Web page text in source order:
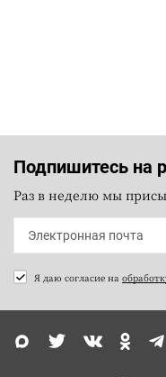
Подпишитесь на
Раз в неделю мы
Я даю согласие на